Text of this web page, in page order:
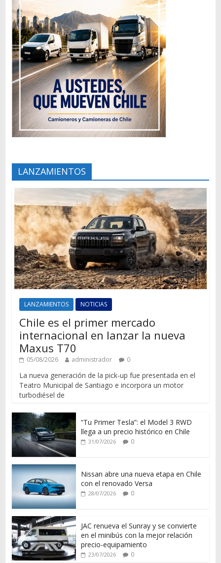
LANZAMIENTOS
LANZAMIENTOS NOTICIAS
Chile es el primer mercado
internacional en lanzar la nueva
Maxus T70
05/08/2026 administrador 0
La nueva generación de la pick-up fue presentada en el
Teatro Municipal de Santiago e incorpora un motor
turbodiésel de
“Tu Primer Tesla”: el Model 3 RWD
llega a un precio histórico en Chile
31/07/2026 0
Nissan abre una nueva etapa en Chile
con el renovado Versa
28/07/2026 0
JAC renueva el Sunray y se convierte
en el minibús con la mejor relación
precio-equipamiento
23/07/2026 0